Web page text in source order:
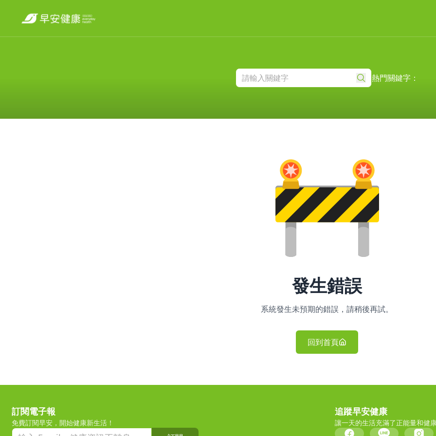
熱門關鍵字：
發生錯誤
系統發生未預期的錯誤，請稍後再試。
回到首頁
訂閱電子報
免費訂閱早安，開始健康新生活！
追蹤早安健康
讓一天的生活充滿了正能量和健